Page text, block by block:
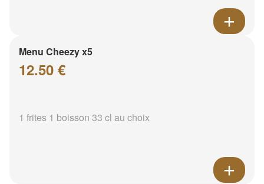
Menu Cheezy x5
12.50 €
1 frites 1 boisson 33 cl au choix